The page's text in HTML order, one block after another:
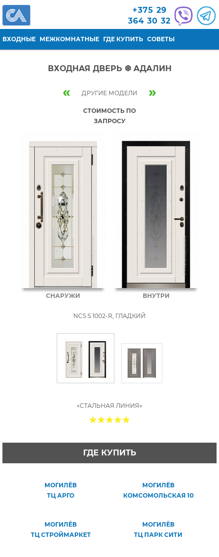
Перейти к основному содержанию+375 29
364 30 32
ВХОДНЫЕ МЕЖКОМНАТНЫЕ ГДЕ КУПИТЬ СОВЕТЫ
ВХОДНАЯ ДВЕРЬ ❆ АДАЛИН
« ДРУГИЕ МОДЕЛИ »
СТОИМОСТЬ ПО
ЗАПРОСУ
СНАРУЖИ ВНУТРИ
NCS S 1002-R, ГЛАДКИЙ
«СТАЛЬНАЯ ЛИНИЯ»
ГДЕ КУПИТЬ
МОГИЛЁВ
ТЦ АРГО
МОГИЛЁВ
КОМСОМОЛЬСКАЯ 10
МОГИЛЁВ
ТЦ СТРОЙМАРКЕТ
МОГИЛЁВ
ТЦ ПАРК СИТИ